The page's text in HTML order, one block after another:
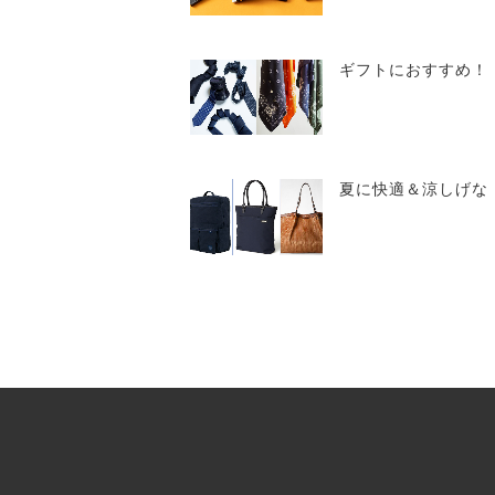
ギフトにおすすめ！
夏に快適＆涼しげな